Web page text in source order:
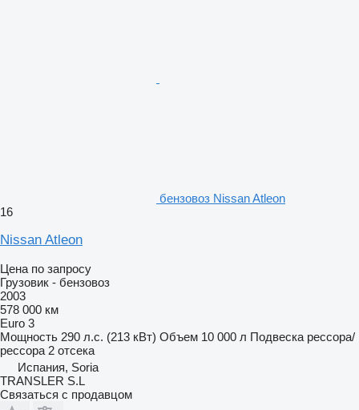
бензовоз Nissan Atleon
16
Nissan Atleon
Цена по запросу
Грузовик - бензовоз
2003
578 000 км
Euro 3
Мощность 290 л.с. (213 кВт) Объем 10 000 л Подвеска рессора/
рессора 2 отсека
Испания, Soria
TRANSLER S.L
Связаться с продавцом